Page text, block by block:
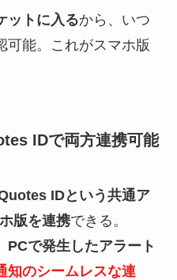
ットに入るから、いつ
可能。これがスマホ版
IDで両方連携可能
IDという共通ア
版を連携できる。
で発生したアラート
知のシームレスな連